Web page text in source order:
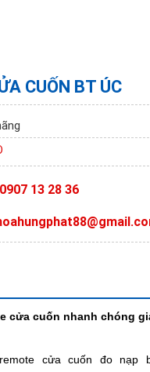
CUỐN BT ÚC
13 28 36
cửa cuốn nhanh chóng
cửa cuốn đo nạp